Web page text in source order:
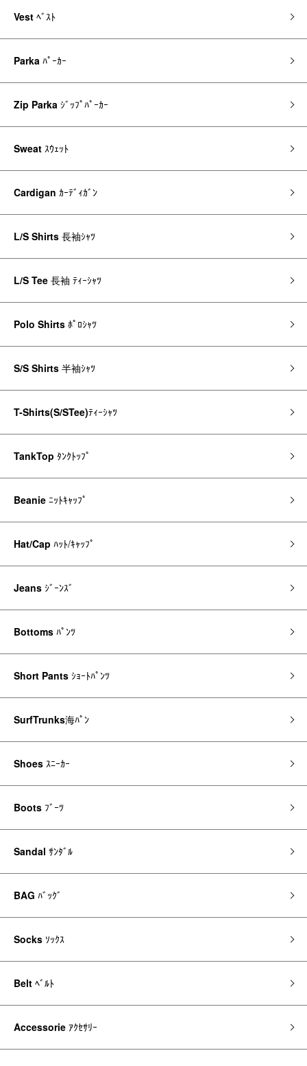
Vest ﾍﾞｽﾄ
Parka ﾊﾟｰｶｰ
Zip Parka ｼﾞｯﾌﾟﾊﾟｰｶｰ
Sweat ｽｳｪｯﾄ
Cardigan ｶｰﾃﾞｨｶﾞﾝ
L/S Shirts 長袖ｼｬﾂ
L/S Tee 長袖 ﾃｨｰｼｬﾂ
Polo Shirts ﾎﾟﾛｼｬﾂ
S/S Shirts 半袖ｼｬﾂ
T-Shirts(S/STee)ﾃｨｰｼｬﾂ
TankTop ﾀﾝｸﾄｯﾌﾟ
Beanie ﾆｯﾄｷｬｯﾌﾟ
Hat/Cap ﾊｯﾄ/ｷｬｯﾌﾟ
Jeans ｼﾞｰﾝｽﾞ
Bottoms ﾊﾟﾝﾂ
Short Pants ｼｮｰﾄﾊﾟﾝﾂ
SurfTrunks海ﾊﾟﾝ
Shoes ｽﾆｰｶｰ
Boots ﾌﾞｰﾂ
Sandal ｻﾝﾀﾞﾙ
BAG ﾊﾞｯｸﾞ
Socks ｿｯｸｽ
Belt ﾍﾞﾙﾄ
Accessorie ｱｸｾｻﾘｰ